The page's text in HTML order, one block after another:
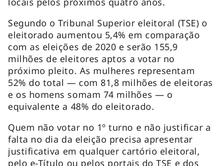
Segundo o Tribunal Superior eleitoral (TSE) o
eleitorado aumentou 5,4% em comparação
com as eleições de 2020 e serão 155,9
milhões de eleitores aptos a votar no
próximo pleito. As mulheres representam
52% do total — com 81,8 milhões de eleitoras
e os homens somam 74 milhões — o
equivalente a 48% do eleitorado.
Quem não votar no 1º turno e não justificar a
falta no dia da eleição precisa apresentar
justificativa em qualquer cartório eleitoral,
pelo e-Título ou pelos portais do TSE e dos